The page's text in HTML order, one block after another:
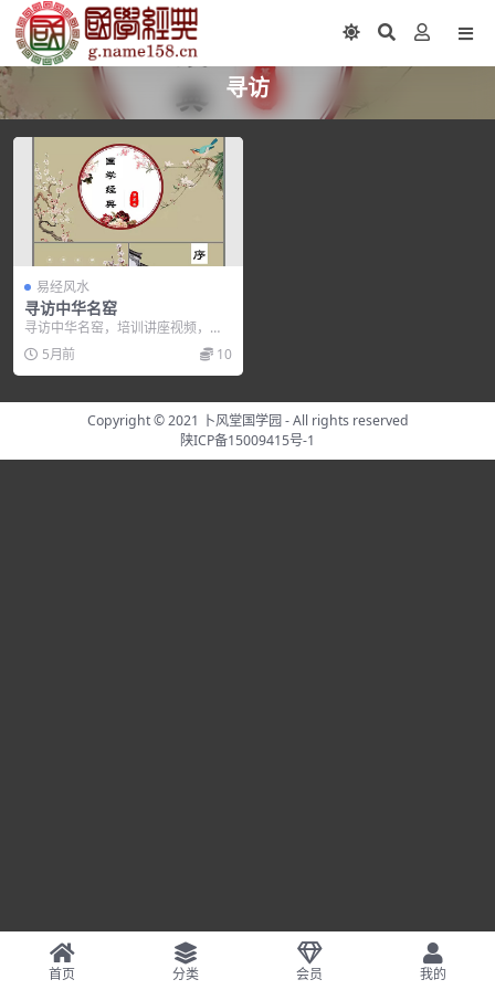
寻访
易经风水
寻访中华名窑
寻访中华名窑，培训讲座视频，培
训课程视频教程下载，百度网盘资
源分享下载。
5月前 10
Copyright © 2021 卜风堂国学园- All rights reserved
陕ICP备15009415号-1
首页 分类 会员 我的